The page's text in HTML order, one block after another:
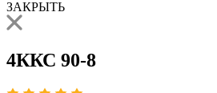
ЗАКРЫТЬ
4ККС 90-8